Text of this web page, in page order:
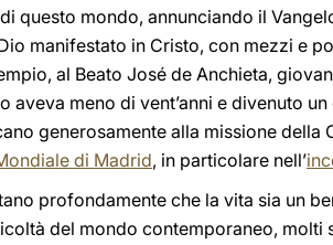
questo mondo, annunciando il
manifestato in Cristo, con mezzi e
al Beato José de Anchieta,
aveva meno di vent’anni e divenuto
generosamente alla missione della
di Madrid, in particolare nell’
profondamente che la vita sia un
del mondo contemporaneo, molti